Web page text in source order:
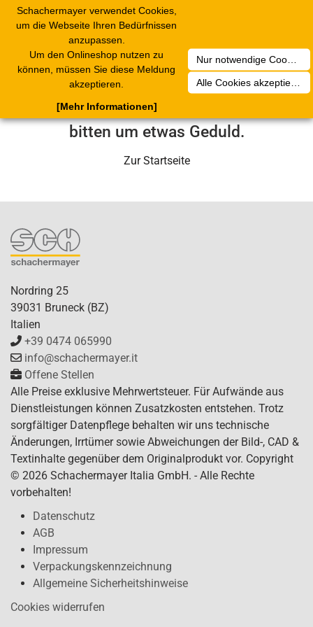
Schachermayer verwendet Cookies,
um die Webseite Ihren Bedürfnissen
anzupassen.
Um den Onlineshop nutzen zu
können, müssen Sie diese Meldung
akzeptieren.
Nur notwendige Cookies akzeptieren
Alle Cookies akzeptieren
[Mehr Informationen]
Leider ist ein technischer Fehler
aufgetreten. Unser Service-Team wird
sich in Kürze darum kümmern. Wir
bitten um etwas Geduld.
Zur Startseite
Nordring 25
39031 Bruneck (BZ)
Italien
+39 0474 065990
info@schachermayer.it
Offene Stellen
Alle Preise exklusive Mehrwertsteuer. Für Aufwände aus
Dienstleistungen können Zusatzkosten entstehen. Trotz
sorgfältiger Datenpflege behalten wir uns technische
Änderungen, Irrtümer sowie Abweichungen der Bild-, CAD &
Textinhalte gegenüber dem Originalprodukt vor. Copyright
© 2026 Schachermayer Italia GmbH. - Alle Rechte
vorbehalten!
Datenschutz
AGB
Impressum
Verpackungskennzeichnung
Allgemeine Sicherheitshinweise
Cookies widerrufen